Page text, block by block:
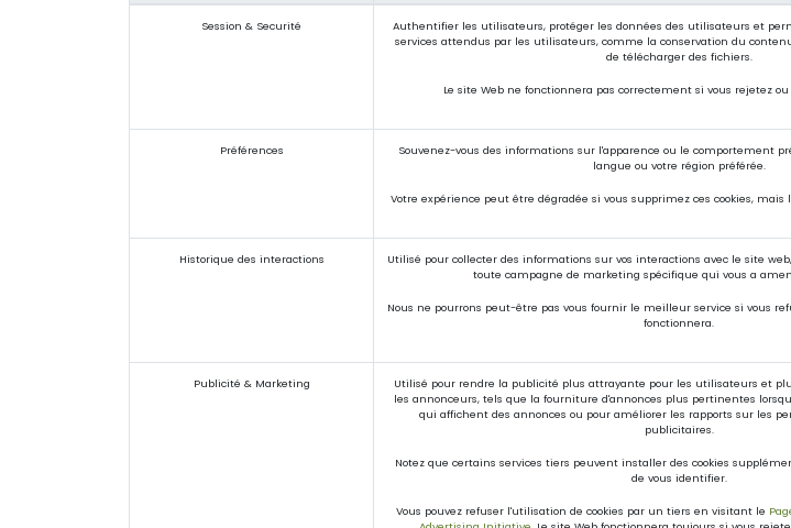
Session & Securité
Authentifier les utilisateurs, protéger les données des utilisateurs et
services attendus par les utilisateurs, comme la conservation du
de télécharger des fichiers.
Le site Web ne fonctionnera pas correctement si vous rejetez
Préférences
Souvenez-vous des informations sur l'apparence ou le comportement
langue ou votre région préférée.
Votre expérience peut être dégradée si vous supprimez ces cookies,
Historique des interactions
Utilisé pour collecter des informations sur vos interactions avec le site
toute campagne de marketing spécifique qui vous a
Nous ne pourrons peut-être pas vous fournir le meilleur service si vous
fonctionnera.
Publicité & Marketing
Utilisé pour rendre la publicité plus attrayante pour les utilisateurs et
les annonceurs, tels que la fourniture d'annonces plus pertinentes
qui affichent des annonces ou pour améliorer les rapports sur les
publicitaires.
Notez que certains services tiers peuvent installer des cookies
de vous identifier.
Vous pouvez refuser l'utilisation de cookies par un tiers en visitant le